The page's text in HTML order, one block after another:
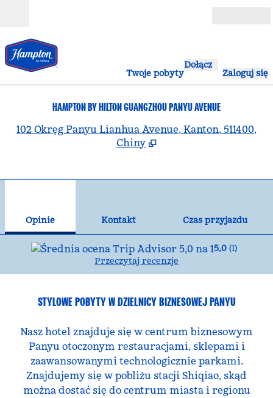
Twoje pobyty
Dołącz
Zaloguj się
HAMPTON BY HILTON GUANGZHOU PANYU AVENUE
102 Okręg Panyu Lianhua Avenue, Kanton, 511400,
Chiny
Opinie Kontakt
Czas przyjazdu
5,0 (1)
Przeczytaj recenzje
STYLOWE POBYTY W DZIELNICY BIZNESOWEJ PANYU
Nasz hotel znajduje się w centrum biznesowym
Panyu otoczonym restauracjami, sklepami i
zaawansowanymi technologicznie parkami.
Znajdujemy się w pobliżu stacji Shiqiao, skąd
można dostać się do centrum miasta i regionu